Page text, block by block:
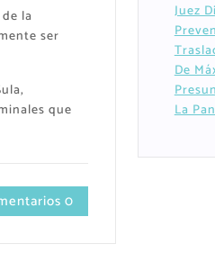
la
ser
que
0
Juez
De
La